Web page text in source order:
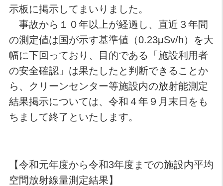
示板に掲示してまいりました。
事故から１０年以上が経過し、直近３年間
の測定値は国が示す基準値（0.23μSv/h）を大
幅に下回っており、目的である「施設利用者
の安全確認」は果たしたと判断できることか
ら、クリーンセンター等施設内の放射能測定
結果掲示については、令和４年９月末日をも
ちまして終了といたします。
【令和元年度から令和3年度までの施設内平均
空間放射線量測定結果】